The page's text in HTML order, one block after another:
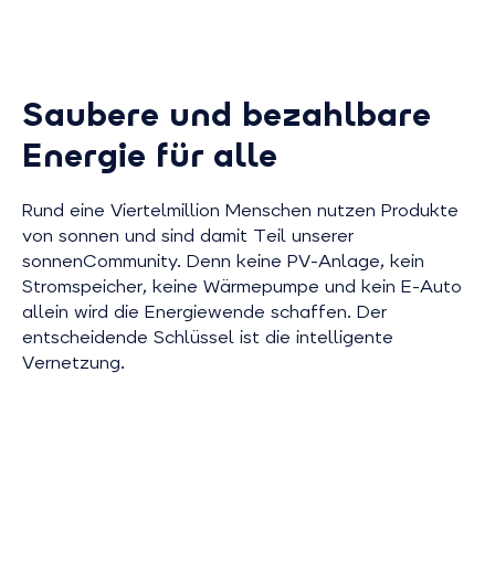
Saubere und bezahlbare
Energie für alle
Rund eine Viertelmillion Menschen nutzen Produkte
von sonnen und sind damit Teil unserer
sonnenCommunity. Denn keine PV-Anlage, kein
Stromspeicher, keine Wärmepumpe und kein E-Auto
allein wird die Energiewende schaffen. Der
entscheidende Schlüssel ist die intelligente
Vernetzung.